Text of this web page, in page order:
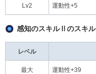
Lv2 運動性+5
感知のスキルⅡのスキル
レベル
最大 運動性+39